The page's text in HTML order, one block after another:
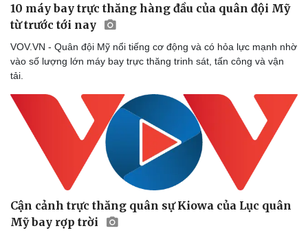
Doanh nghiệp 24h
Doanh nhân
Vì cộng đồng
Tin Công nghệ
Chuyển đổi số
10 máy bay trực thăng hàng đầu của quân đội Mỹ
từ trước tới nay
VOV.VN - Quân đội Mỹ nổi tiếng cơ động và có hỏa lực mạnh nhờ
vào số lượng lớn máy bay trực thăng trinh sát, tấn công và vận
tải.
Cận cảnh trực thăng quân sự Kiowa của Lục quân
Mỹ bay rợp trời